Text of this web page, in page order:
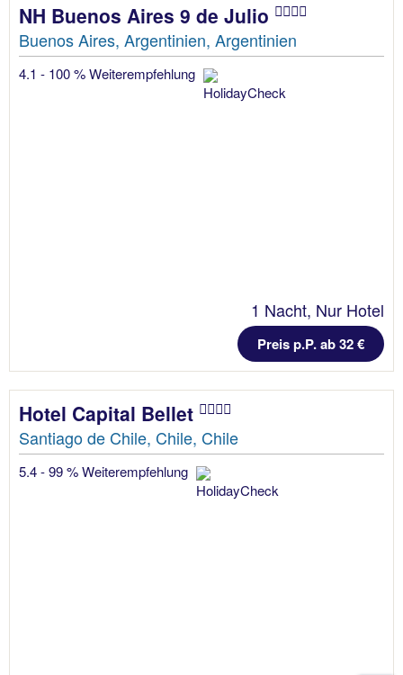
NH Buenos Aires 9 de Julio
Buenos Aires, Argentinien, Argentinien
4.1 - 100 % Weiterempfehlung
1 Nacht, Nur Hotel
Preis p.P. ab 32 €
Hotel Capital Bellet
Santiago de Chile, Chile, Chile
5.4 - 99 % Weiterempfehlung